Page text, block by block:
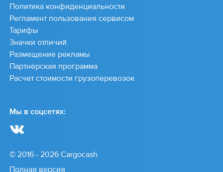
Политика конфиденциальности
Регламент пользования сервисом
Тарифы
Значки отличий
Размещение рекламы
Партнёрская программа
Расчет стоимости грузоперевозок
Мы в соцсетях:
© 2016 - 2026 Cargocash
Полная версия